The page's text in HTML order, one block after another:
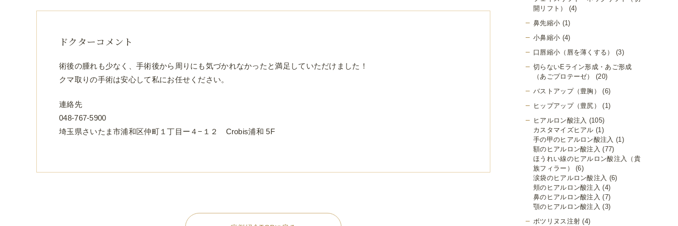
ドクターコメント
術後の腫れも少なく、手術後から周りにも気づかれなかったと満足していただけました！
クマ取りの手術は安心して私にお任せください。
連絡先
048-767-5900
埼玉県さいたま市浦和区仲町１丁目ー４−１２ Crobis浦和 5F
開リフト）
(4)
鼻先縮小 (1)
小鼻縮小 (4)
口唇縮小（唇を薄くする）
(3)
切らないEライン形成・あご形成
（あごプロテーゼ）
(20)
バストアップ（豊胸）
(6)
ヒップアップ（豊尻）
(1)
ヒアルロン酸注入 (105)
カスタマイズヒアル (1)
手の甲のヒアルロン酸注入 (1)
額のヒアルロン酸注入 (77)
ほうれい線のヒアルロン酸注入（貴
族フィラー）
(6)
涙袋のヒアルロン酸注入 (6)
頬のヒアルロン酸注入 (4)
鼻のヒアルロン酸注入 (7)
顎のヒアルロン酸注入 (3)
ボツリヌス注射 (4)